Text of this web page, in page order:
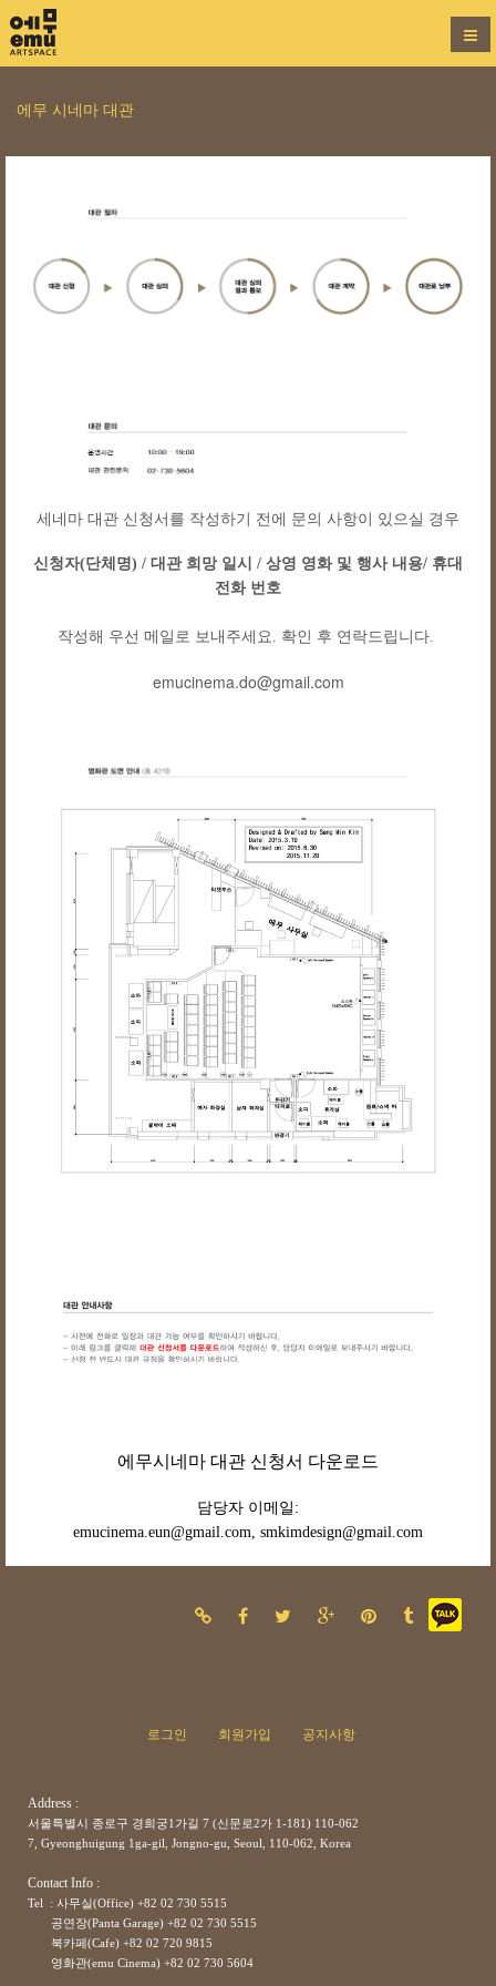
에무 시네마 대관
세네마 대관 신청서를 작성하기 전에 문의 사항이 있으실 경우
신청자(단체명) / 대관 희망 일시 / 상영 영화 및 행사 내용/ 휴대
전화 번호
작성해 우선 메일로 보내주세요. 확인 후 연락드립니다.
emucinema.do@gmail.com
에무시네마 대관 신청서 다운로드
담당자 이메일:
emucinema.eun@gmail.com, smkimdesign@gmail.com
로그인 회원가입 공지사항
Address :
서울특별시 종로구 경희궁1가길 7 (신문로2가 1-181) 110-062
7, Gyeonghuigung 1ga-gil, Jongno-gu, Seoul, 110-062, Korea
Contact Info :
Tel : 사무실(Office) +82 02 730 5515
공연장(Panta Garage) +82 02 730 5515
북카페(Cafe) +82 02 720 9815
영화관(emu Cinema) +82 02 730 5604